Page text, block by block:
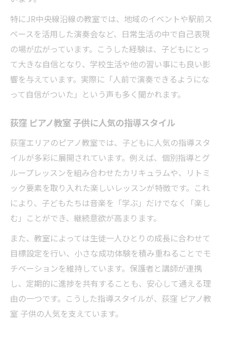
特にJR中央線沿線の教室では、地域のイベントや駅前ス
ペースを活用した演奏会など、日常生活の中で自己表現
の場が広がっています。こうした経験は、子どもにとっ
て大きな自信となり、学校生活や他の習い事にも良い影
響を与えています。実際に「人前で演奏できるようにな
って自信がついた」という声も多く聞かれます。
荻窪 ピアノ教室 子供に人気の指導スタイル
荻窪エリアのピアノ教室では、子どもに人気の指導スタ
イルが多彩に展開されています。例えば、個別指導とグ
ループレッスンを組み合わせたカリキュラムや、リトミ
ック要素を取り入れた楽しいレッスンが特徴です。これ
により、子どもたちは音楽を「学ぶ」だけでなく「楽し
む」ことができ、継続意欲が高まります。
また、教室によっては生徒一人ひとりの成長に合わせて
目標設定を行い、小さな成功体験を積み重ねることでモ
チベーションを維持しています。保護者と講師が連携
し、定期的に進捗を共有することも、安心して通える理
由の一つです。こうした指導スタイルが、荻窪 ピアノ教
室 子供の人気を支えています。